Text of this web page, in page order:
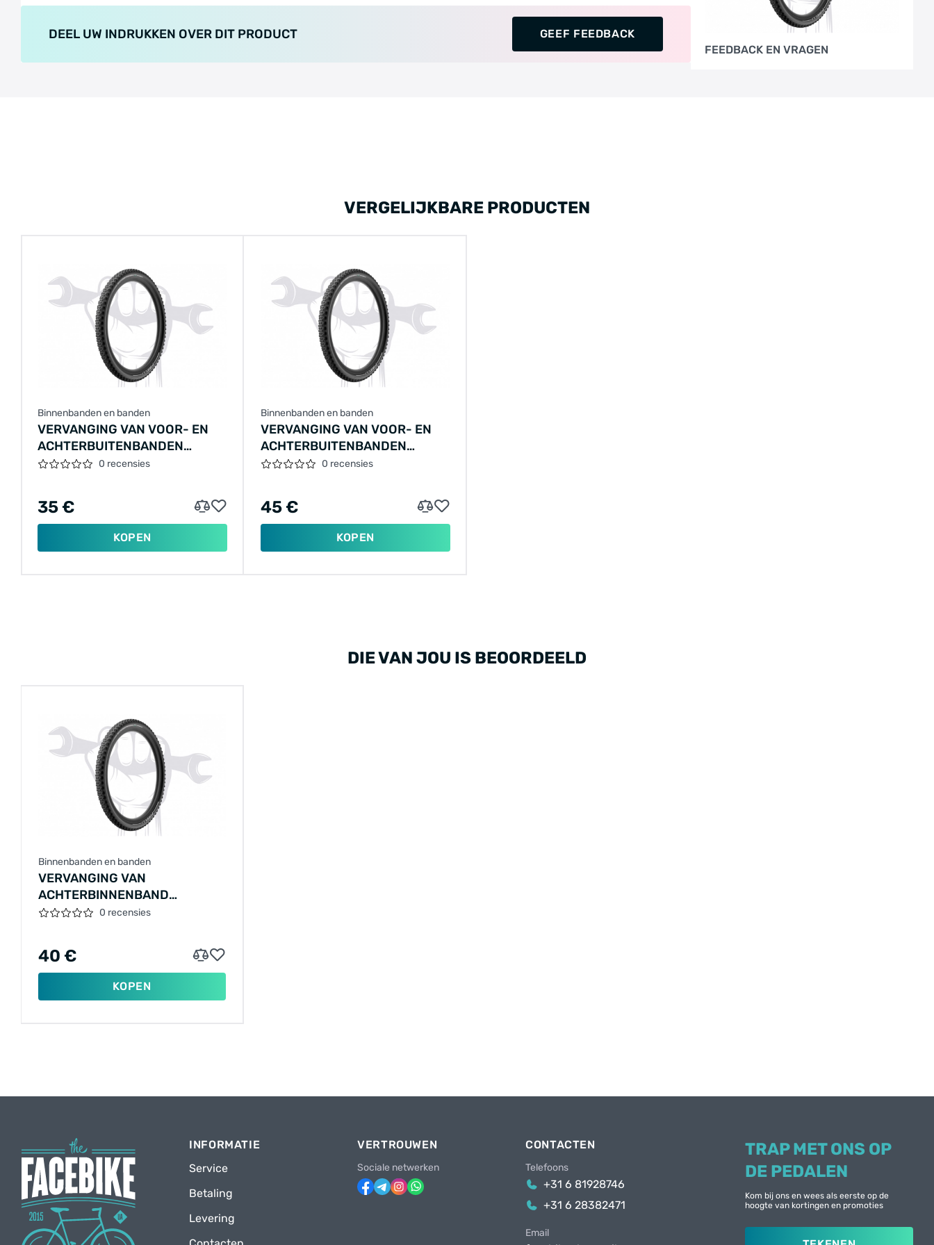
DEEL UW INDRUKKEN OVER DIT PRODUCT
GEEF FEEDBACK
FEEDBACK EN VRAGEN
VERGELIJKBARE PRODUCTEN
Binnenbanden en banden
VERVANGING VAN VOOR- EN
ACHTERBUITENBANDEN
(ELEKTRISCHE FIETS), BASIC+
GELIJKWAARDIG)
0 recensies
35 €
KOPEN
Binnenbanden en banden
VERVANGING VAN VOOR- EN
ACHTERBUITENBANDEN
(ELEKTRISCHE FIETS),
SCHWALBE, 3–5 MM, ANTILEK
OF GELIJKWAARDIG)
0 recensies
45 €
KOPEN
DIE VAN JOU IS BEOORDEELD
Binnenbanden en banden
VERVANGING VAN
ACHTERBINNENBAND
(STANDAARD FIETS), MEDIUM-
0 recensies
40 €
KOPEN
INFORMATIE
Service
Betaling
Levering
VERTROUWEN
Sociale netwerken
CONTACTEN
Telefoons
+31 6 81928746
+31 6 28382471
Email
TRAP MET ONS OP
DE PEDALEN
Kom bij ons en wees als eerste op de
hoogte van kortingen en promoties